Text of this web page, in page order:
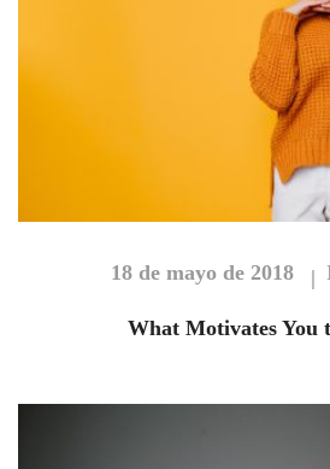
18 de mayo de 2018
What Motivates You